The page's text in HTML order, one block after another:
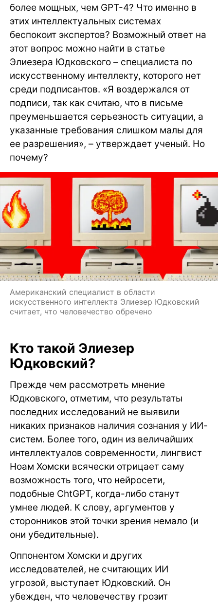
более мощных, чем GPT-4? Что именно в
этих интеллектуальных системах
беспокоит экспертов? Возможный ответ на
этот вопрос можно найти в статье
Элиезера Юдковского – специалиста по
искусственному интеллекту, которого нет
среди подписантов. «Я воздержался от
подписи, так как считаю, что в письме
преуменьшается серьезность ситуации, а
указанные требования слишком малы для
ее разрешения», – утверждает ученый. Но
почему?
Американский специалист в области
искусственного интеллекта Элиезер Юдковский
считает, что человечество обречено
Кто такой Элиезер
Юдковский?
Прежде чем рассмотреть мнение
Юдковского, отметим, что результаты
последних исследований не выявили
никаких признаков наличия сознания у ИИ-
систем. Более того, один из величайших
интеллектуалов современности, лингвист
Ноам Хомски всячески отрицает саму
возможность того, что нейросети,
подобные ChtGPT, когда-либо станут
умнее людей. К слову, аргументов у
сторонников этой точки зрения немало (и
они убедительные).
Оппонентом Хомски и других
исследователей, не считающих ИИ
угрозой, выступает Юдковский. Он
убежден, что человечеству грозит